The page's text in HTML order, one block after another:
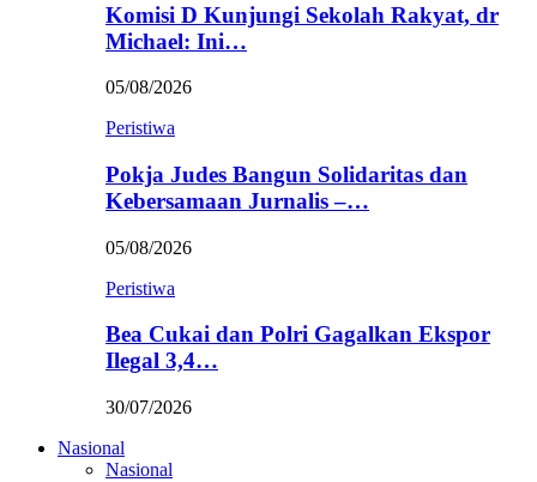
Komisi D Kunjungi Sekolah Rakyat, dr
Michael: Ini…
05/08/2026
Peristiwa
Pokja Judes Bangun Solidaritas dan
Kebersamaan Jurnalis –…
05/08/2026
Peristiwa
Bea Cukai dan Polri Gagalkan Ekspor
Ilegal 3,4…
30/07/2026
Nasional
Nasional